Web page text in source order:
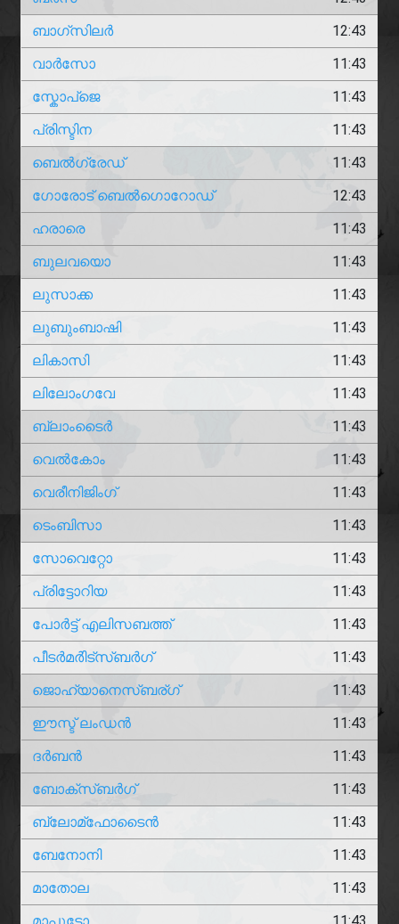
ബാഗ്സിലർ
12:43
വാർസോ
11:43
സ്കോപ്ജെ
11:43
പ്രിസ്ടിന
11:43
ബെൽഗ്രേഡ്
11:43
ഗോരോട് ബെൽഗൊറോഡ്
12:43
ഹരാരെ
11:43
ബുലവയൊ
11:43
ലുസാക്ക
11:43
ലുബുംബാഷി
11:43
ലികാസി
11:43
ലിലോംഗവേ
11:43
ബ്ലാംടൈർ
11:43
വെൽകോം
11:43
വെരീനിജിംഗ്
11:43
ടെംബിസാ
11:43
സോവെറ്റോ
11:43
പ്രിട്ടോറിയ
11:43
പോർട്ട് എലിസബത്ത്
11:43
പീടർ‌മർിട്സ്‌ബർഗ്
11:43
ജൊഹ്യാനെസ്ബര്ഗ്
11:43
ഈസ്ട് ലംഡൻ
11:43
ദർബൻ
11:43
ബോക്സ്‌ബർഗ്
11:43
ബ്ലോമ്‌ഫോടൈൻ
11:43
ബേനോനി
11:43
മാതോല
11:43